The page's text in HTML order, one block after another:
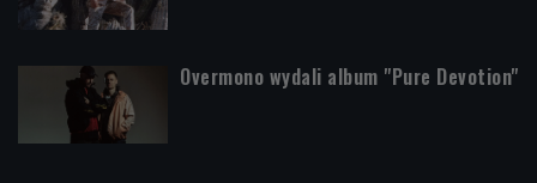
Overmono wydali album "Pure Devotion"